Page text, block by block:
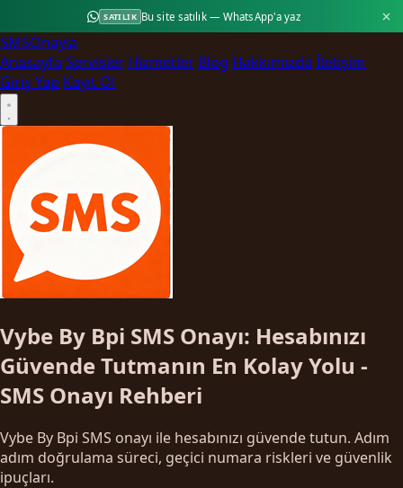
SATILIK Bu site satılık — WhatsApp'a yaz
SMSOnayla
Anasayfa Servisler Hizmetler Blog Hakkımızda İletişim
Giriş Yap Kayıt Ol
Vybe By Bpi SMS Onayı: Hesabınızı
Güvende Tutmanın En Kolay Yolu -
SMS Onayı Rehberi
Vybe By Bpi SMS onayı ile hesabınızı güvende tutun. Adım
adım doğrulama süreci, geçici numara riskleri ve güvenlik
ipuçları.